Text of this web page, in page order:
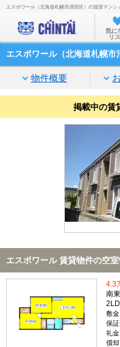
エスポワール（北海道札幌市清田区）の賃貸マンシ
気に
リ
エスポワール（北海道札幌
物件概要
掲載中の賃
エスポワール 賃貸物件の空
4.3
南
敷
保
礼
償